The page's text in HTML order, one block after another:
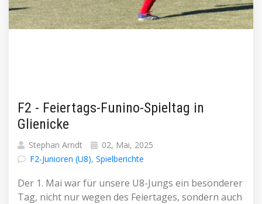
F2 - Feiertags-Funino-Spieltag in
Glienicke
Stephan Arndt
02, Mai, 2025
F2-Junioren (U8), Spielberichte
Der 1. Mai war für unsere U8-Jungs ein besonderer
Tag, nicht nur wegen des Feiertages, sondern auch